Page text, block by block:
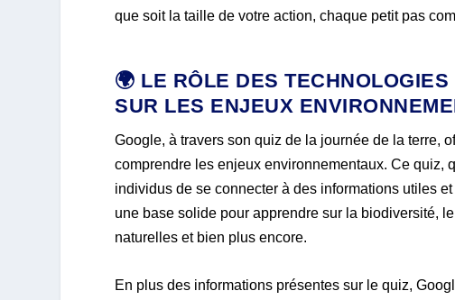
que soit la taille de votre action, chaque petit pas
🌍 LE RÔLE DES
SUR LES ENJEUX
Google, à travers son quiz de la journée de la terre,
comprendre les enjeux environnementaux. Ce quiz,
individus de se connecter à des informations utiles
une base solide pour apprendre sur la biodiversité,
naturelles et bien plus encore.
En plus des informations présentes sur le quiz,